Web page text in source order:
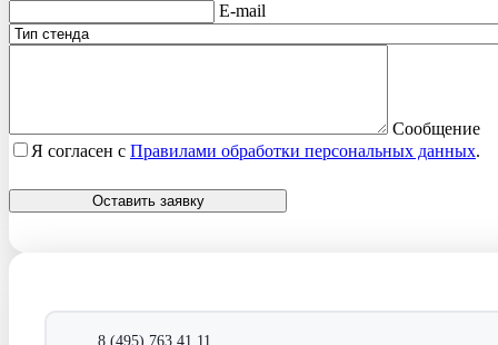
E-mail
Сообщение
Я согласен с Правилами обработки персональных данных.
Оставить заявку
8 (495) 763 41 11